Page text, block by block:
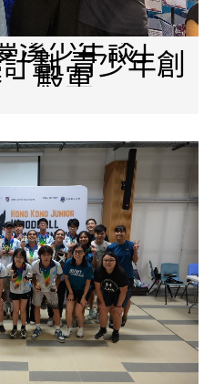
溪少年談」
劃 青少年創
- 殿軍